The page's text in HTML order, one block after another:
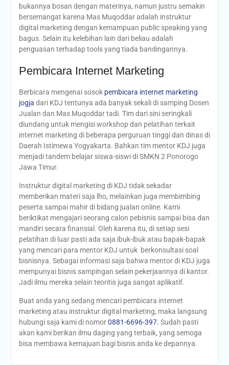
bukannya bosan dengan materinya, namun justru semakin
bersemangat karena Mas Muqoddar adalah instruktur
digital marketing dengan kemampuan public speaking yang
bagus. Selain itu kelebihan lain dari beliau adalah
penguasan terhadap tools yang tiada bandingannya.
Pembicara Internet Marketing
Berbicara mengenai sosok pembicara internet marketing
jogja dari KDJ tentunya ada banyak sekali di samping Dosen
Jualan dan Mas Muqoddar tadi. Tim dari sini seringkali
diundang untuk mengisi workshop dan pelatihan terkait
internet marketing di beberapa perguruan tinggi dan dinas di
Daerah Istimewa Yogyakarta. Bahkan tim mentor KDJ juga
menjadi tandem belajar siswa-siswi di SMKN 2 Ponorogo
Jawa Timur.
Instruktur digital marketing di KDJ tidak sekadar
memberikan materi saja lho, melainkan juga membimbing
peserta sampai mahir di bidang jualan online. Kami
beriktikat mengajari seorang calon pebisnis sampai bisa dan
mandiri secara finansial. Oleh karena itu, di setiap sesi
pelatihan di luar pasti ada saja ibuk-ibuk atau bapak-bapak
yang mencari para mentor KDJ untuk berkonsultasi soal
bisnisnya. Sebagai informasi saja bahwa mentor di KDJ juga
mempunyai bisnis sampingan selain pekerjaannya di kantor.
Jadi ilmu mereka selain teoritis juga sangat aplikatif.
Buat anda yang sedang mencari pembicara internet
marketing atau instruktur digital marketing, maka langsung
hubungi saja kami di nomor0881-6696-397. Sudah pasti
akan kami berikan ilmu daging yang terbaik, yang semoga
bisa membawa kemajuan bagi bisnis anda ke depannya.